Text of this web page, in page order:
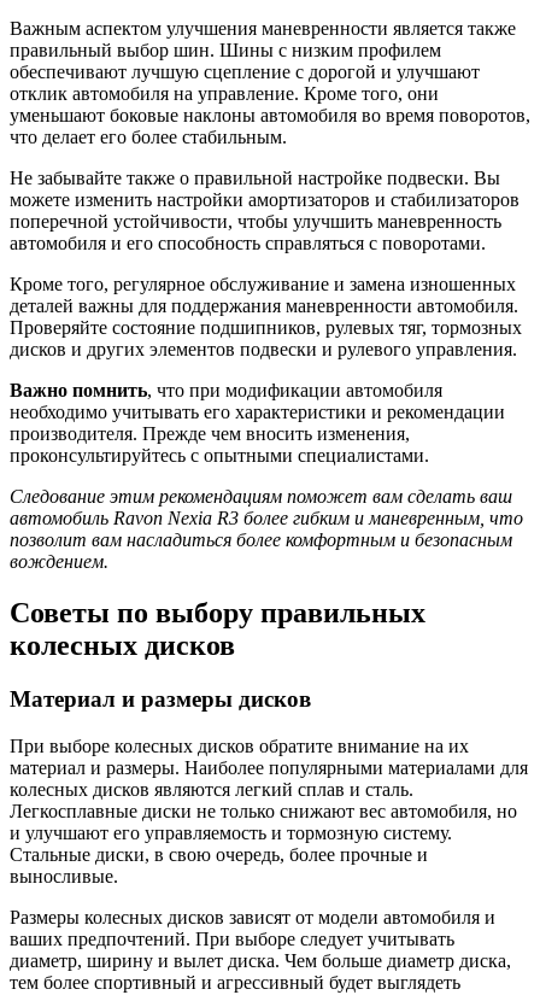
Важным аспектом улучшения маневренности является также
правильный выбор шин. Шины с низким профилем
обеспечивают лучшую сцепление с дорогой и улучшают
отклик автомобиля на управление. Кроме того, они
уменьшают боковые наклоны автомобиля во время поворотов,
что делает его более стабильным.
Не забывайте также о правильной настройке подвески. Вы
можете изменить настройки амортизаторов и стабилизаторов
поперечной устойчивости, чтобы улучшить маневренность
автомобиля и его способность справляться с поворотами.
Кроме того, регулярное обслуживание и замена изношенных
деталей важны для поддержания маневренности автомобиля.
Проверяйте состояние подшипников, рулевых тяг, тормозных
дисков и других элементов подвески и рулевого управления.
Важно помнить, что при модификации автомобиля
необходимо учитывать его характеристики и рекомендации
производителя. Прежде чем вносить изменения,
проконсультируйтесь с опытными специалистами.
Следование этим рекомендациям поможет вам сделать ваш
автомобиль Ravon Nexia R3 более гибким и маневренным, что
позволит вам насладиться более комфортным и безопасным
вождением.
Советы по выбору правильных
колесных дисков
Материал и размеры дисков
При выборе колесных дисков обратите внимание на их
материал и размеры. Наиболее популярными материалами для
колесных дисков являются легкий сплав и сталь.
Легкосплавные диски не только снижают вес автомобиля, но
и улучшают его управляемость и тормозную систему.
Стальные диски, в свою очередь, более прочные и
выносливые.
Размеры колесных дисков зависят от модели автомобиля и
ваших предпочтений. При выборе следует учитывать
диаметр, ширину и вылет диска. Чем больше диаметр диска,
тем более спортивный и агрессивный будет выглядеть